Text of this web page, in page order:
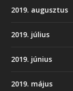
2019. augusztus
2019. július
2019. június
2019. május